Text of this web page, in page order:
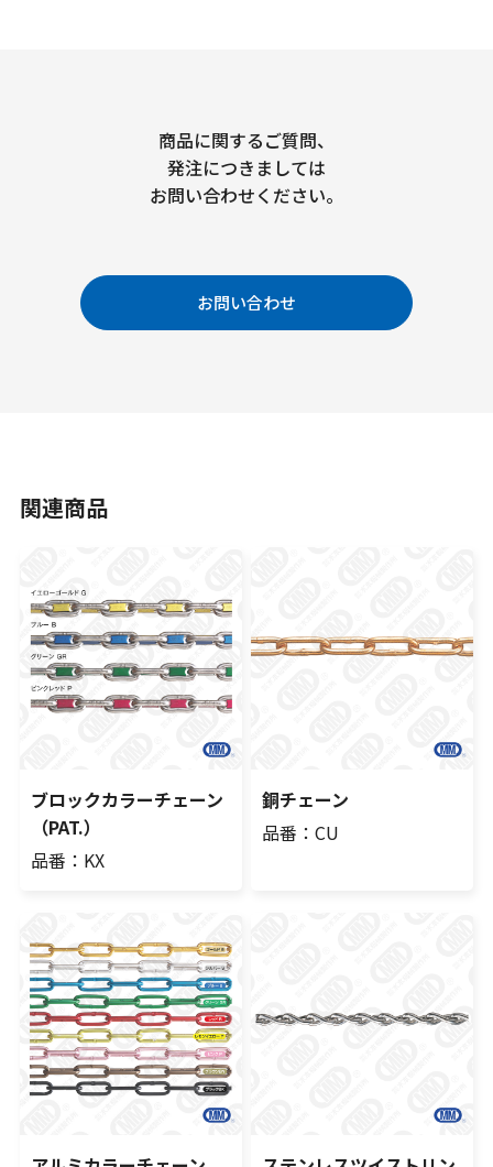
商品に関するご質問、
発注につきましては
お問い合わせください。
お問い合わせ
関連商品
ブロックカラーチェーン
（PAT.）
品番：KX
銅チェーン
品番：CU